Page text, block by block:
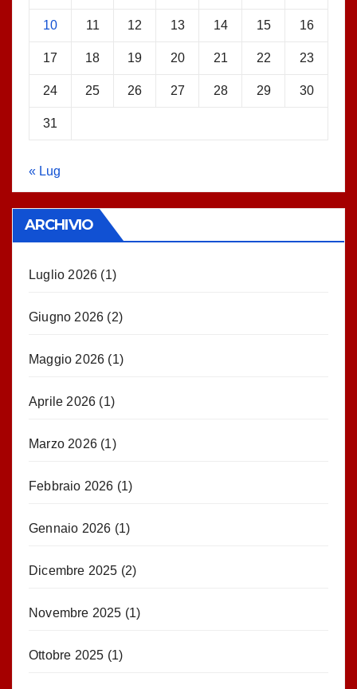
10 11 12 13 14 15 16
17 18 19 20 21 22 23
24 25 26 27 28 29 30
31
« Lug
ARCHIVIO
Luglio 2026 (1)
Giugno 2026 (2)
Maggio 2026 (1)
Aprile 2026 (1)
Marzo 2026 (1)
Febbraio 2026 (1)
Gennaio 2026 (1)
Dicembre 2025 (2)
Novembre 2025 (1)
Ottobre 2025 (1)